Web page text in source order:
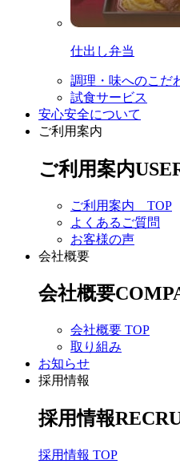
仕出し弁当
調理・味へのこだ
試食サービス
安心安全について
ご利用案内
ご利用案内
ご利用案内 TOP
よくあるご質問
お客様の声
会社概要
会社概要
会社概要 TOP
取り組み
お知らせ
採用情報
採用情報
採用情報 TOP